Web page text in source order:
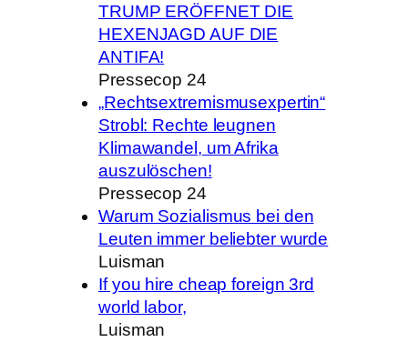
TRUMP ERÖFFNET DIE
HEXENJAGD AUF DIE
ANTIFA!
Pressecop 24
„Rechtsextremismusexpertin“
Strobl: Rechte leugnen
Klimawandel, um Afrika
auszulöschen!
Pressecop 24
Warum Sozialismus bei den
Leuten immer beliebter wurde
Luisman
If you hire cheap foreign 3rd
world labor,
Luisman